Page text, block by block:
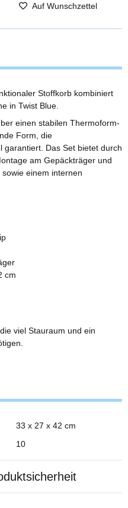
Auf Wunschzettel
Stoffkorb kombiniert
in Twist Blue.
einen stabilen Thermoform-
Form, die
garantiert. Das Set bietet durch
am Gepäckträger und
einem internen
cm
viel Stauraum und ein
33 x 27 x 42 cm
10